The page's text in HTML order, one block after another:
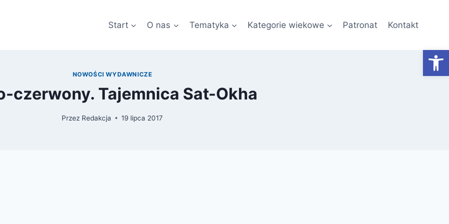
Start O nas Tematyka Kategorie wiekowe Patronat Kontakt
NOWOŚCI WYDAWNICZE
czerwony. Tajemnica Sat-Okha
Przez Redakcja 19 lipca 2017